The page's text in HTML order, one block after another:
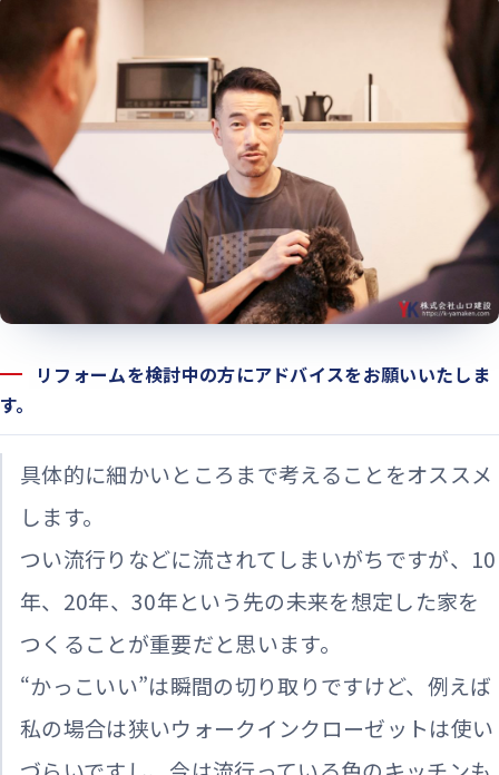
リフォームを検討中の方にアドバイスをお願いいたしま
す。
具体的に細かいところまで考えることをオススメ
します。
つい流行りなどに流されてしまいがちですが、10
年、20年、30年という先の未来を想定した家を
つくることが重要だと思います。
“かっこいい”は瞬間の切り取りですけど、例えば
私の場合は狭いウォークインクローゼットは使い